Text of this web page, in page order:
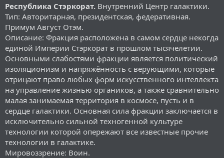
Республика Стэркорат. Внутренний Центр галактики.
Тип: Авторитарная, президентская, федеративная.
Примум Август Отэм.
Описание: Фракция расположена в самом сердце некогда
единой Империи Стэркорат в прошлом тысячелетии.
Основными слабостями фракции является политический
изоляционизм и напряжённость с верующими, которые
отрицают право любых форм искусственного интеллекта
на управление жизнью органиков, а также сравнительно
малая занимаемая территория в космосе, пусть и в
сердце галактики. Основная сила фракции заключается в
исключительно сильной техногенной культуре
технологии которой опережают все известные прочие
технологии в галактике.
Мировоззрение: Воин.